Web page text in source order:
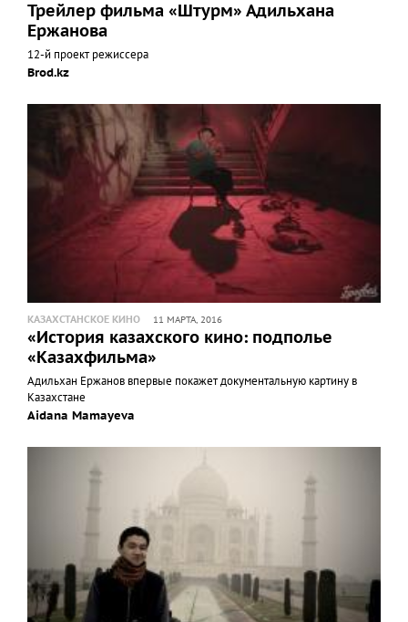
Трейлер фильма «Штурм» Адильхана
Ержанова
12-й проект режиссера
Brod.kz
КАЗАХСТАНСКОЕ КИНО 11 МАРТА, 2016
«История казахского кино: подполье
«Казахфильма»
Адильхан Ержанов впервые покажет документальную картину в
Казахстане
Aidana Mamayeva